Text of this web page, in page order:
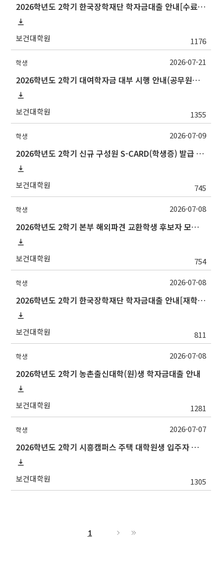
2026학년도 2학기 한국장학재단 학자금대출 안내[수료생(연구생)]
보건대학원 1176
학생
2026학년도 2학기 대여학자금 대부 시행 안내(공무원연금공단)
보건대학원 1355
2026-07-21
학생
2026학년도 2학기 신규 구성원 S-CARD(학생증) 발급 안내
보건대학원 745
2026-07-09
학생
2026학년도 2학기 본부 해외파견 교환학생 후보자 모집 안내
보건대학원 754
2026-07-08
학생
2026학년도 2학기 한국장학재단 학자금대출 안내[재학생]
보건대학원 811
2026-07-08
학생
2026학년도 2학기 농촌출신대학(원)생 학자금대출 안내
보건대학원 1281
2026-07-08
학생
2026학년도 2학기 시흥캠퍼스 주택 대학원생 입주자 모집 안내
보건대학원 1305
2026-07-07
1